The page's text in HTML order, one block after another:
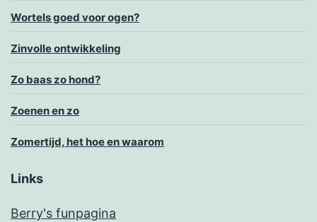
Wortels goed voor ogen?
Zinvolle ontwikkeling
Zo baas zo hond?
Zoenen en zo
Zomertijd, het hoe en waarom
Links
Berry's funpagina